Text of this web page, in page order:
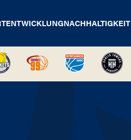
NACHHALTIGKEIT